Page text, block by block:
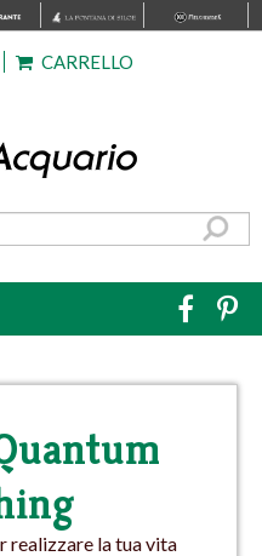
CARRELLO
realizzare la tua vita